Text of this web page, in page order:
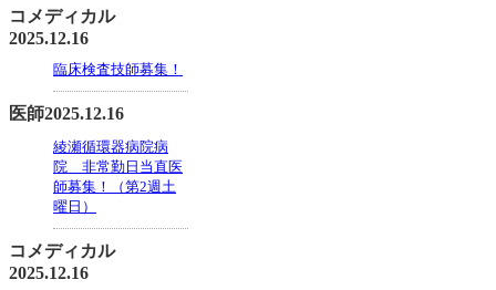
コメディカル
2025.12.16
臨床検査技師募集！
医師2025.12.16
綾瀬循環器病院病
院 非常勤日当直医
師募集！（第2週土
曜日）
コメディカル
2025.12.16